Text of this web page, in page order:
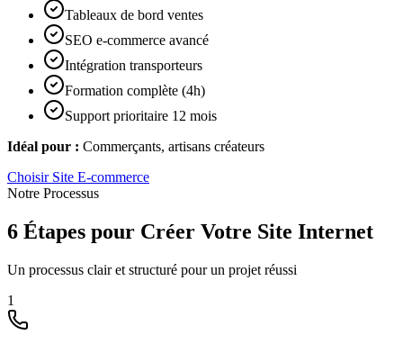
Tableaux de bord ventes
SEO e-commerce avancé
Intégration transporteurs
Formation complète (4h)
Support prioritaire 12 mois
Idéal pour : Commerçants, artisans créateurs
Choisir Site E-commerce
Notre Processus
6 Étapes pour Créer Votre Site Internet
Un processus clair et structuré pour un projet réussi
1